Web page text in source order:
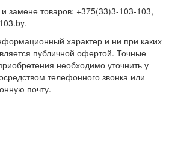
и замене товаров: +375(33)3-103-103,
характер и ни при каких
публичной офертой. Точные
необходимо уточнить у
телефонного звонка или
почту.